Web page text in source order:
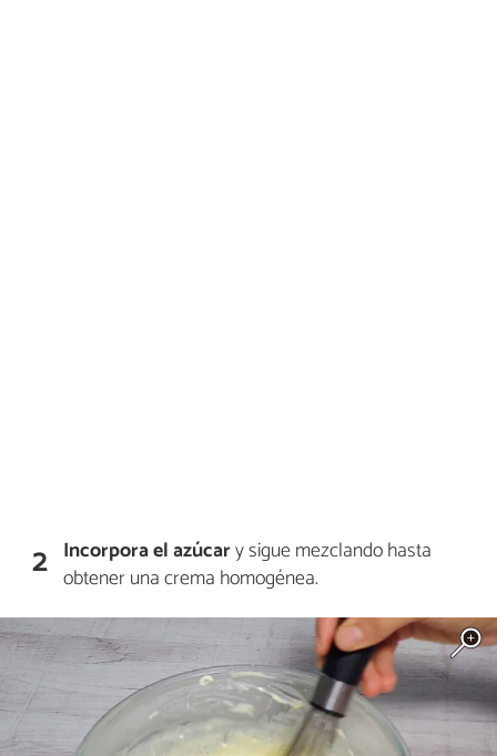
2 Incorpora elazúcary sigue mezclando hasta
obtener una crema homogénea.